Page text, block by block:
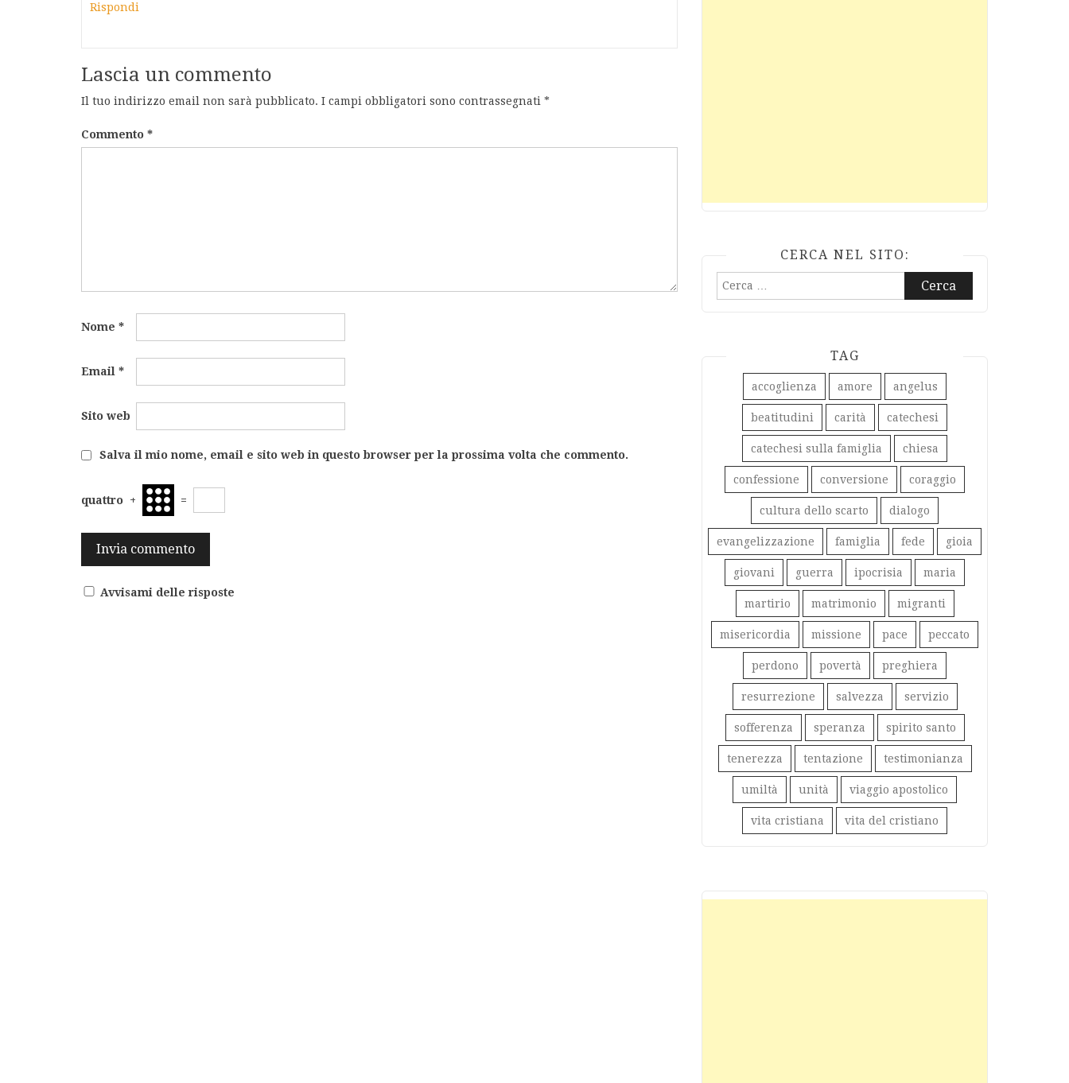
Rispondi
Lascia un commento
Il tuo indirizzo email non sarà pubblicato. I campi obbligatori sono contrassegnati *
Commento *
Nome *
Email *
Sito web
Salva il mio nome, email e sito web in questo browser per la prossima volta che commento.
quattro + =
Avvisami delle risposte
CERCA NEL SITO:
Ricerca
TAG
accoglienza amore angelus
beatitudini carità catechesi
catechesi sulla famiglia chiesa
confessione conversione coraggio
cultura dello scarto dialogo
evangelizzazione famiglia fede gioia
giovani guerra ipocrisia maria
martirio matrimonio migranti
misericordia missione pace peccato
perdono povertà preghiera
resurrezione salvezza servizio
sofferenza speranza spirito santo
tenerezza tentazione testimonianza
umiltà unità viaggio apostolico
vita cristiana vita del cristiano